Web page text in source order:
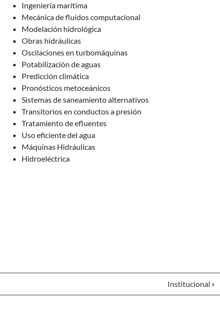
Ingeniería marítima
Mecánica de fluidos computacional
Modelación hidrológica
Obras hidráulicas
Oscilaciones en turbomáquinas
Potabilización de aguas
Predicción climática
Pronósticos metoceánicos
Sistemas de saneamiento alternativos
Transitorios en conductos a presión
Tratamiento de efluentes
Uso eficiente del agua
Máquinas Hidráulicas
Hidroeléctrica
Institucional ›